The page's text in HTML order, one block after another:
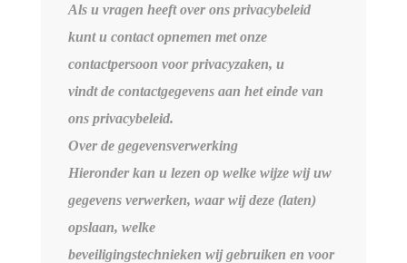
Als u vragen heeft over ons privacybeleid
kunt u contact opnemen met onze
contactpersoon voor privacyzaken, u
vindt de contactgegevens aan het einde van
ons privacybeleid.
Over de gegevensverwerking
Hieronder kan u lezen op welke wijze wij uw
gegevens verwerken, waar wij deze (laten)
opslaan, welke
beveiligingstechnieken wij gebruiken en voor